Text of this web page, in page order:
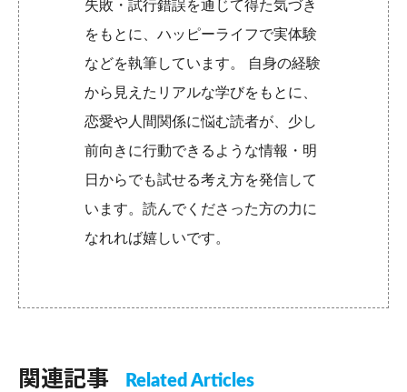
失敗・試行錯誤を通じて得た気づき
をもとに、ハッピーライフで実体験
などを執筆しています。 自身の経験
から見えたリアルな学びをもとに、
恋愛や人間関係に悩む読者が、少し
前向きに行動できるような情報・明
日からでも試せる考え方を発信して
います。読んでくださった方の力に
なれれば嬉しいです。
関連記事 Related Articles